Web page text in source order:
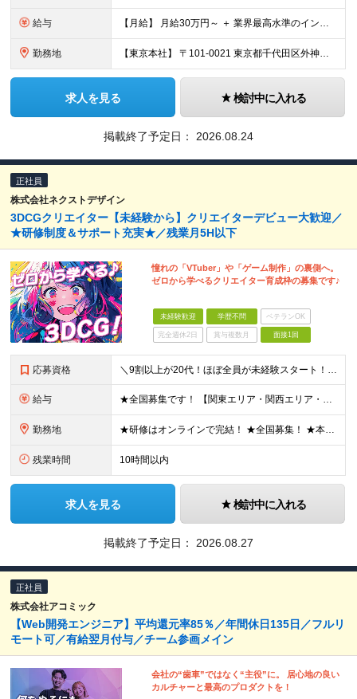
給与 【月給】 月給30万円～ ＋ 業界最高水準のインセンティブ ＋ 各種手当 「稼がせたい」という会社の想いから、還元率は粗利の10～28％に設定。 頑張りがそのまま月収に直結する、嘘のない給与体系です
勤務地 【東京本社】 〒101-0021 東京都千代田区外神田5-2-3 ┗最寄駅：御徒町駅／秋葉原駅 ┗受動喫煙対策：屋内禁煙 ■その他：神奈川県、埼玉県、千葉県や全国への出張もあり ※転居を伴う転勤は
求人を見る 検討中に入れる
掲載終了予定日： 2026.08.24
正社員
株式会社ネクストデザイン
3DCGクリエイター【未経験から】クリエイターデビュー大歓迎／
★研修制度＆サポート充実★／残業月5H以下
憧れの「VTuber」や「ゲーム制作」の裏側へ。
ゼロから学べるクリエイター育成枠の募集です♪
未経験歓迎 学歴不問 ベテランOK
完全週休2日 賞与複数月 面接1回
応募資格 ＼9割以上が20代！ほぼ全員が未経験スタート！／ ★未経験歓迎 ★学歴不問 ★第二新卒歓迎 ★ブランクOK 特別な知識や経験は一切不問です。 「やってみたい」という意欲を重視し、選考を行います。
給与 ★全国募集です！ 【関東エリア・関西エリア・東海エリア】 ■月給22万円～30万円＋各種手当 ※上記には、固定残業代が含まれます └関東エリア：月9時間分（月1万3808円～） └関西エリア：月15
勤務地 ★研修はオンラインで完結！ ★全国募集！ ★本配属後はリモート可能な案件もあり！ 下記いずれかでの勤務になります ◎本社 ◎各事業所 ◎全国の各プロジェクト先 【東京本社】 東京都台東区上野7丁目
残業時間 10時間以内
求人を見る 検討中に入れる
掲載終了予定日： 2026.08.27
正社員
株式会社アコミック
【Web開発エンジニア】平均還元率85％／年間休日135日／フルリ
モート可／有給翌月付与／チーム参画メイン
会社の“歯車”ではなく“主役”に。 居心地の良い
カルチャーと最高のプロダクトを！